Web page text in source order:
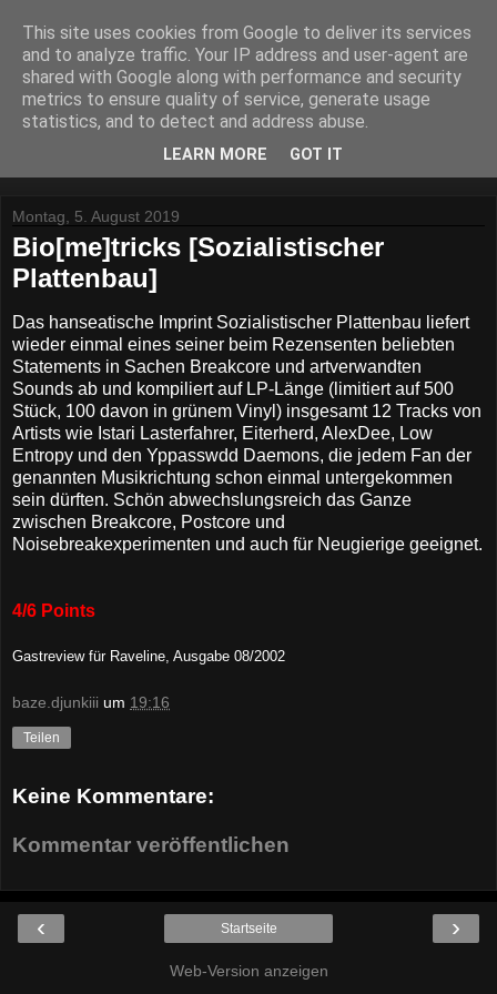
Lost Reviews From The
Archive
Was nach der Deadline übrig blieb.
Montag, 5. August 2019
Bio[me]tricks [Sozialistischer
Plattenbau]
Das hanseatische Imprint Sozialistischer Plattenbau liefert
wieder einmal eines seiner beim Rezensenten beliebten
Statements in Sachen Breakcore und artverwandten
Sounds ab und kompiliert auf LP-Länge (limitiert auf 500
Stück, 100 davon in grünem Vinyl) insgesamt 12 Tracks von
Artists wie Istari Lasterfahrer, Eiterherd, AlexDee, Low
Entropy und den Yppasswdd Daemons, die jedem Fan der
genannten Musikrichtung schon einmal untergekommen
sein dürften. Schön abwechslungsreich das Ganze
zwischen Breakcore, Postcore und
Noisebreakexperimenten und auch für Neugierige geeignet.
4/6 Points
Gastreview für Raveline, Ausgabe 08/2002
baze.djunkiii um 19:16
Teilen
Keine Kommentare:
Kommentar veröffentlichen
‹ ›
Startseite
Web-Version anzeigen
This site uses cookies from Google to deliver its services
and to analyze traffic. Your IP address and user-agent are
shared with Google along with performance and security
metrics to ensure quality of service, generate usage
statistics, and to detect and address abuse.
LEARN MORE GOT IT